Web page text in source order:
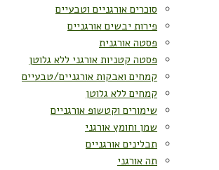
סוכרים אורגניים וטבעיים
פירות יבשים אורגניים
פסטה אורגנית
פסטה קטניות אורגני ללא גלוטן
קמחים ואבקות אורגניים/טבעיים
קמחים ללא גלוטן
שימורים וקטשופ אורגניים
שמן וחומץ אורגני
תבלינים אורגניים
תה אורגני